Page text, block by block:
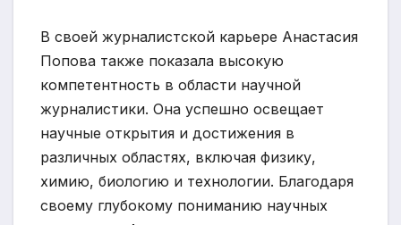
В своей журналистской карьере Анастасия
Попова также показала высокую
компетентность в области научной
журналистики. Она успешно освещает
научные открытия и достижения в
различных областях, включая физику,
химию, биологию и технологии. Благодаря
своему глубокому пониманию научных